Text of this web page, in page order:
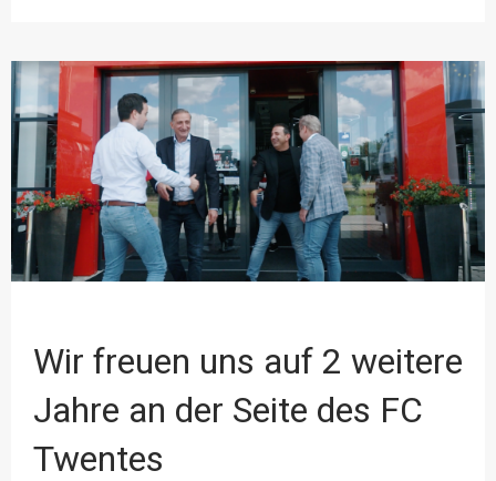
Wir freuen uns auf 2 weitere
Jahre an der Seite des FC
Twentes